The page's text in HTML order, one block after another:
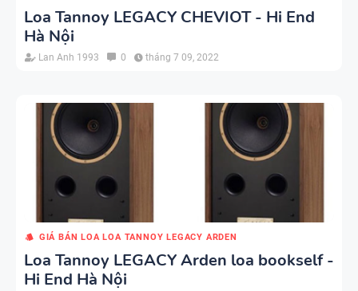
Loa Tannoy LEGACY CHEVIOT - Hi End
Hà Nội
Lan Anh 1993 0 tháng 7 09, 2022
GIÁ BÁN LOA LOA TANNOY LEGACY ARDEN
Loa Tannoy LEGACY Arden loa bookself -
Hi End Hà Nội